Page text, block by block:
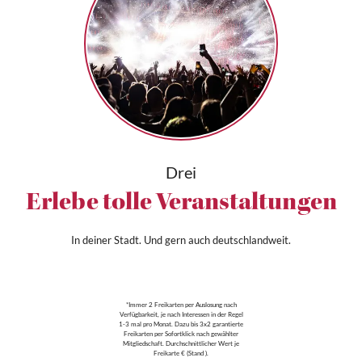
Drei
Erlebe tolle Veranstaltungen
In deiner Stadt. Und gern auch deutschlandweit.
*Immer 2 Freikarten per Auslosung nach
Verfügbarkeit, je nach Interessen in der Regel
1-3 mal pro Monat. Dazu bis 3x2 garantierte
Freikarten per Sofortklick nach gewählter
Mitgliedschaft. Durchschnittlicher Wert je
Freikarte € (Stand ).